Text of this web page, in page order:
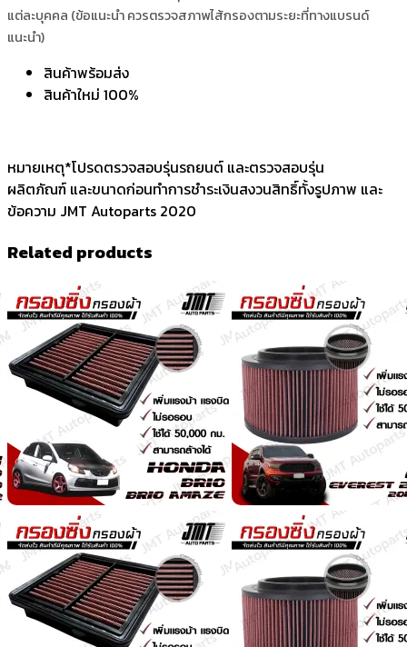
แต่ละบุคคล (ข้อแนะนำ ควรตรวจสภาพไส้กรองตามระยะที่ทางแบรนด์
แนะนำ)
สินค้าพร้อมส่ง
สินค้าใหม่ 100%
หมายเหตุ*โปรดตรวจสอบรุ่นรถยนต์ และตรวจสอบรุ่น
ผลิตภัณฑ์ และขนาดก่อนทำการชำระเงินสงวนสิทธิ์ทั้งรูปภาพ และ
ข้อความ JMT Autoparts 2020
Related products